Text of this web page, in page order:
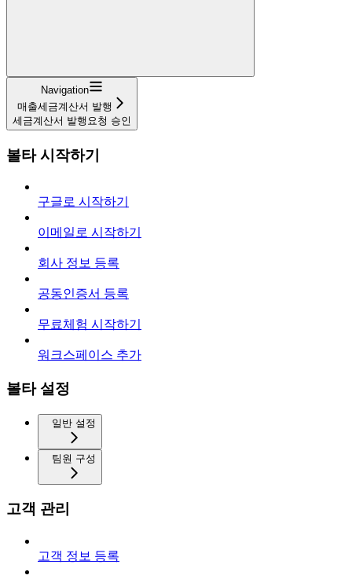
Navigation
매출세금계산서 발행
세금계산서 발행요청 승인
볼타 시작하기
구글로 시작하기
이메일로 시작하기
회사 정보 등록
공동인증서 등록
무료체험 시작하기
워크스페이스 추가
볼타 설정
일반 설정
팀원 구성
고객 관리
고객 정보 등록